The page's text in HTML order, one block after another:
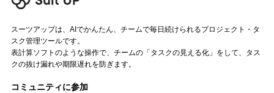
スーツアップは、AIでかんたん、チームで毎日続けられるプロジェクト・タ
スク管理ツールです。
表計算ソフトのような操作で、チームの「タスクの見える化」をして、タス
クの抜け漏れや期限遅れを防ぎます。
コミュニティに参加